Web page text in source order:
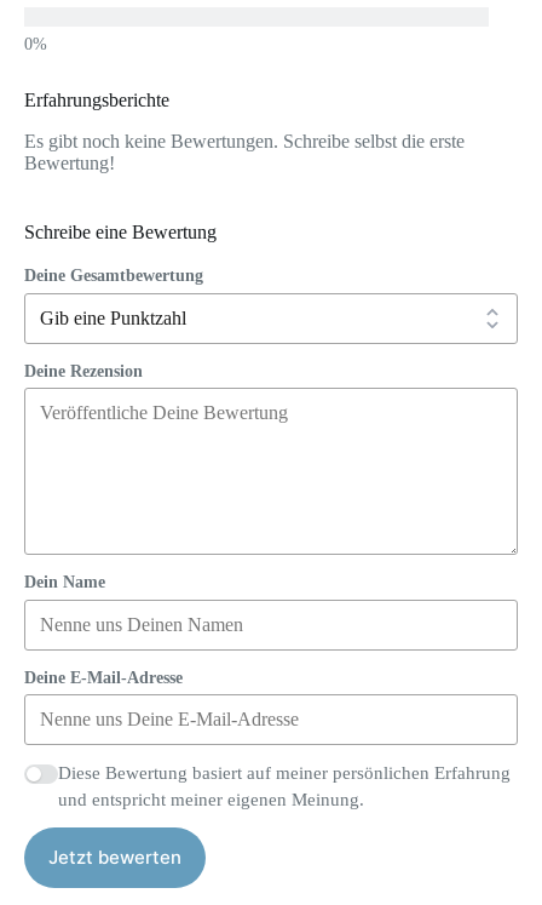
Erfahrungsberichte
Es gibt noch keine Bewertungen. Schreibe selbst die erste
Bewertung!
Schreibe eine Bewertung
Deine Gesamtbewertung
Deine Rezension
Dein Name
Deine E-Mail-Adresse
Diese Bewertung basiert auf meiner persönlichen Erfahrung
und entspricht meiner eigenen Meinung.
Jetzt bewerten